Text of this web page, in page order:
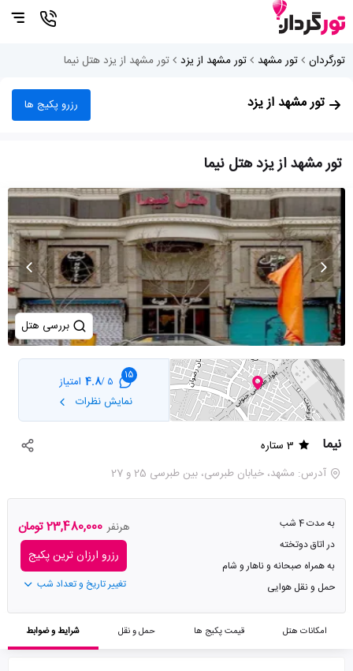
تورگردان تور مشهد تور مشهد از یزد تور مشهد از یزد هتل نیما
تور مشهد از یزد رزرو پکیج ها
تور مشهد از یزد هتل نیما
بررسی هتل
15
5 /
4.8 امتیاز
نمایش نظرات
نیما
3 ستاره
آدرس: مشهد، خیابان طبرسی، بین طبرسی 25 و 27
به مدت 4 شب
در اتاق دوتخته
به همراه صبحانه و ناهار و شام
حمل و نقل هوایی
هرنفر 23,480,000 تومان
رزرو ارزان ترین پکیج
تغییر تاریخ و تعداد شب
امکانات هتل قیمت پکیج ها حمل و نقل شرایط و ضوابط